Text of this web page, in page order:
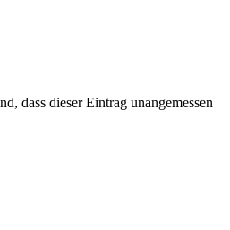
dass dieser Eintrag unangemessen